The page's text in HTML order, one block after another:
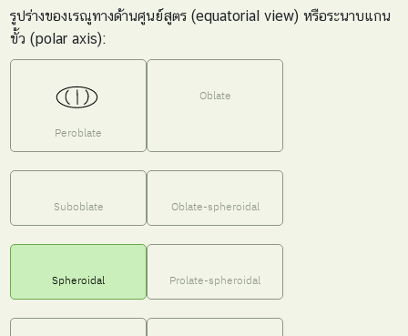
รูปร่างของเรณูทางด้านศูนย์สูตร (equatorial view) หรือระนาบแกน
ขั้ว (polar axis):
Peroblate
Oblate
Suboblate Oblate-spheroidal
Spheroidal Prolate-spheroidal